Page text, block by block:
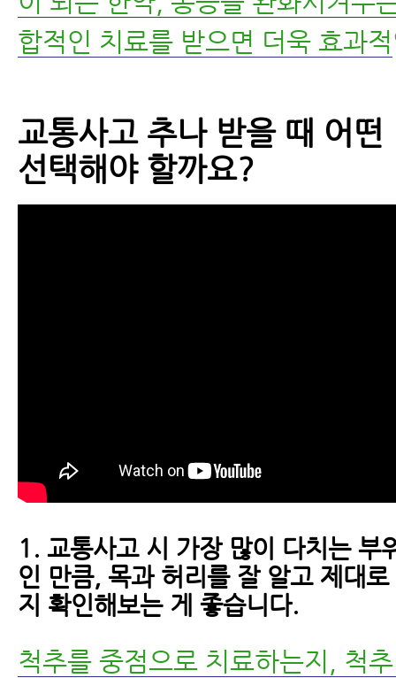
합적인 치료를 받으면 더욱 효과적
교통사고 추나 받을 때 어떤
선택해야 할까요?
1. 교통사고 시 가장 많이 다치는 부
인 만큼, 목과 허리를 잘 알고 제대
지 확인해보는 게 좋습니다.
척추를 중점으로 치료하는지, 척